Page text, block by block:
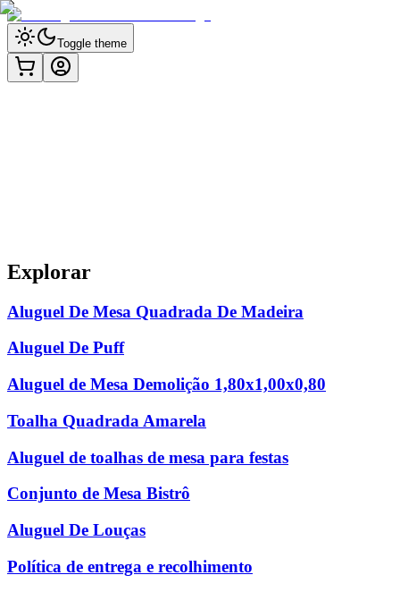
Toggle theme
Explorar
Aluguel De Mesa Quadrada De Madeira
Aluguel De Puff
Aluguel de Mesa Demolição 1,80x1,00x0,80
Toalha Quadrada Amarela
Aluguel de toalhas de mesa para festas
Conjunto de Mesa Bistrô
Aluguel De Louças
Política de entrega e recolhimento